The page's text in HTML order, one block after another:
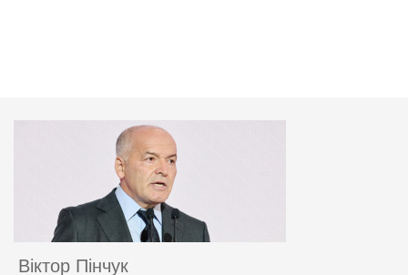
Віктор Пінчук